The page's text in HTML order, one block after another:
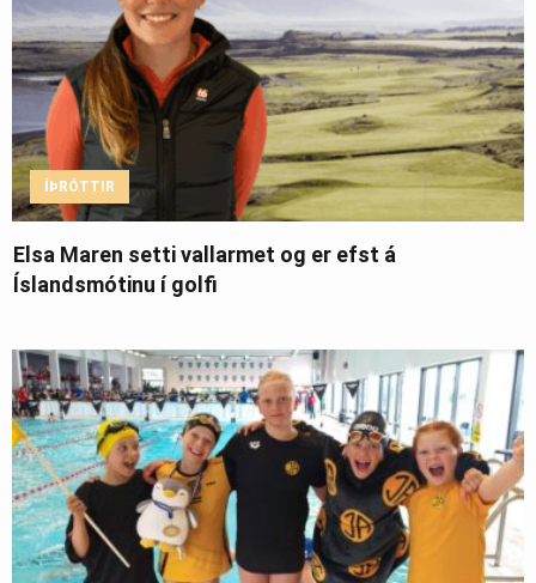
ÍÞRÓTTIR
Elsa Maren setti vallarmet og er efst á
Íslandsmótinu í golfi